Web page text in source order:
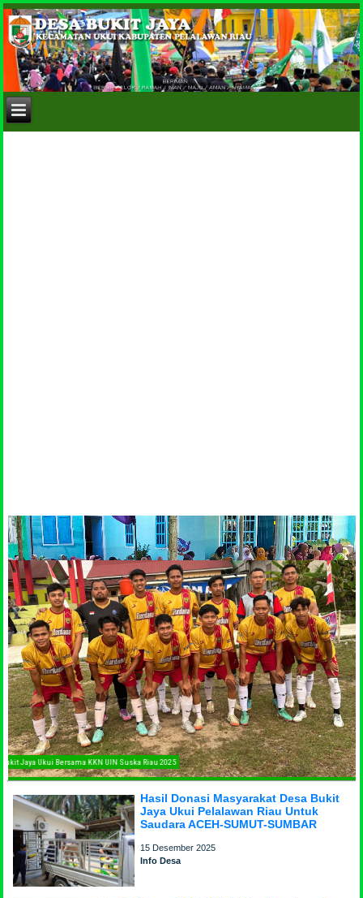
Desa Bukit Jaya Ukui Bersama KKN UIN Suska Riau 2025
Hasil Donasi Masyarakat Desa Bukit
Jaya Ukui Pelalawan Riau Untuk
Saudara ACEH-SUMUT-SUMBAR
15 Desember 2025
Info Desa